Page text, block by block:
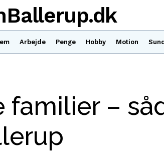
Arbejde Penge Hobby Motion
–